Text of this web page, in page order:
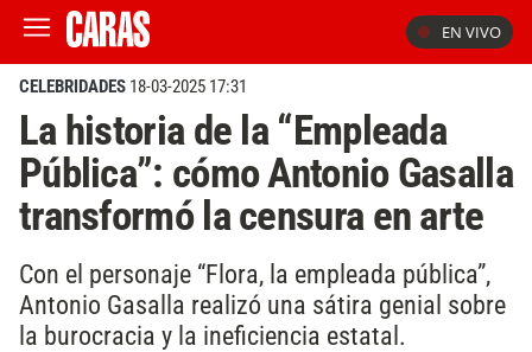
EN VIVO
CELEBRIDADES 18-03-2025 17:31
La historia de la “Empleada
Pública”: cómo Antonio Gasalla
transformó la censura en arte
Con el personaje “Flora, la empleada pública”,
Antonio Gasalla realizó una sátira genial sobre
la burocracia y la ineficiencia estatal.